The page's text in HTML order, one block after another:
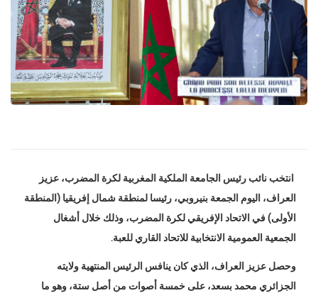
انتخب نائب رئيس الجامعة الملكية المغربية لكرة المضرب، عزيز
العراف، اليوم الجمعة بنيروبي، رئيسا لمنطقة شمال إفريقيا (المنطقة
الأولى) في الاتحاد الإفريقي لكرة المضرب، وذلك خلال أشغال
الجمعية العمومية الانتخابية للاتحاد القاري للعبة.
وحصل عزيز العراف، الذي كان ينافس الرئيس المنتهية ولايته
الجزائري محمد بسعد، على خمسة أصوات من أصل ستة، وهو ما